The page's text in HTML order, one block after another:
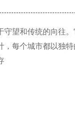
望和传统的向往
每个城市都以独